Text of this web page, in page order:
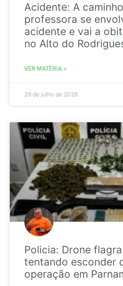
Acidente: A
professora se
acidente e vai a
no Alto do
VER MATÉRIA »
29 de julho de 2026
Policia: Drone
tentando esconder
operação em